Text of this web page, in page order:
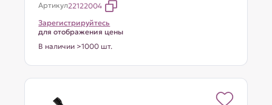
Артикул22122004
Зарегистрируйтесь
для отображения цены
В наличии >1000 шт.